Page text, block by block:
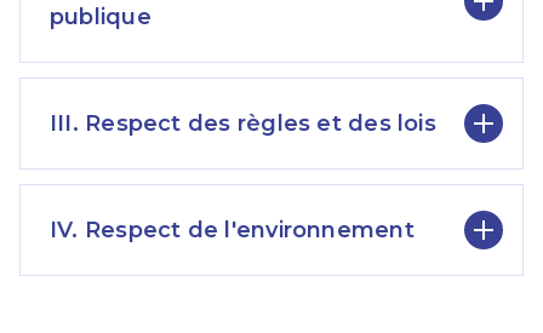
publique
III. Respect des règles et des lois
IV. Respect de l'environnement